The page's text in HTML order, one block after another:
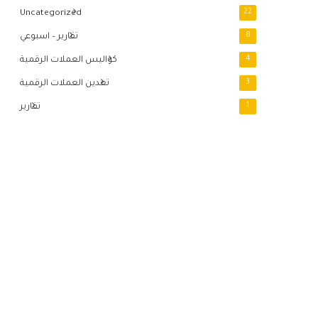
Uncategorized 22
تقارير – اسبوعي 8
كواليس العملات الرقمية 4
تعدين العملات الرقمية 3
تقارير 1